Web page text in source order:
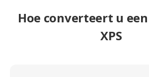
Hoe converteert u een
XPS